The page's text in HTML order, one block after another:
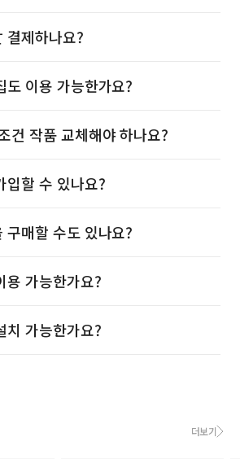
결제하나요?
도 이용 가능한가요?
건 작품 교체해야 하나요?
입할 수 있나요?
구매할 수도 있나요?
용 가능한가요?
치 가능한가요?
더보기